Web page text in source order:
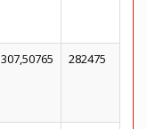
307,50765 282475